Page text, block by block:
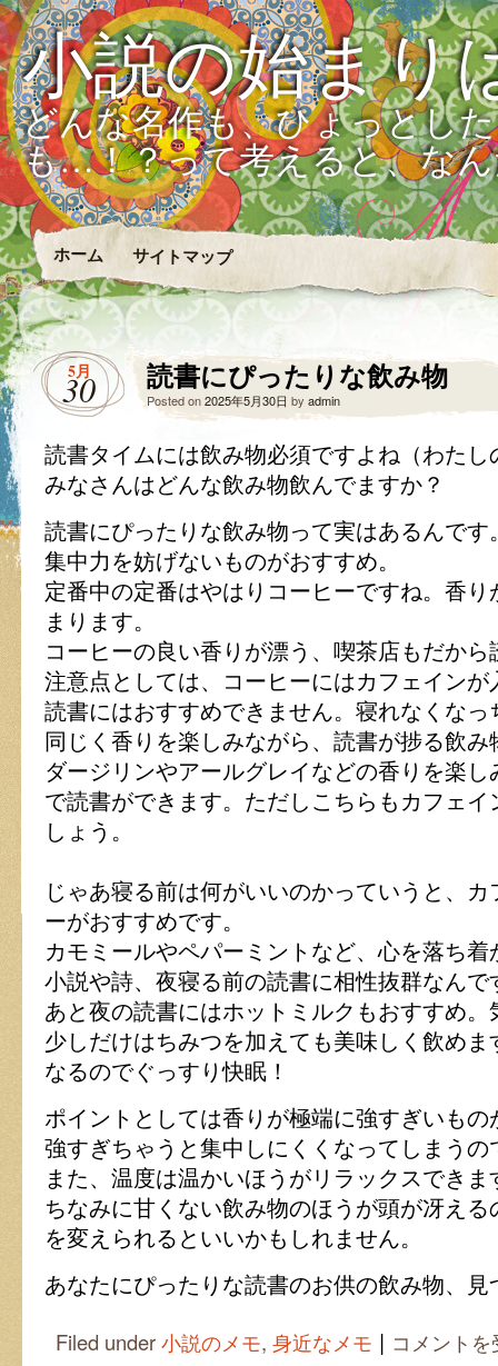
小説の始まり
どんな名作も、ひょっとし
も…！？って考えると、な
ホーム サイトマップ
5月
30 読書にぴったりな飲み物
Posted on2025年5月30日 by admin
読書タイムには飲み物必須ですよね（わた
みなさんはどんな飲み物飲んでますか？
読書にぴったりな飲み物って実はあるんで
集中力を妨げないものがおすすめ。
定番中の定番はやはりコーヒーですね。香
まります。
コーヒーの良い香りが漂う、喫茶店もだか
注意点としては、コーヒーにはカフェイン
読書にはおすすめできません。寝れなくなっ
同じく香りを楽しみながら、読書が捗る飲
ダージリンやアールグレイなどの香りを楽
で読書ができます。ただしこちらもカフェ
しょう。
じゃあ寝る前は何がいいのかっていうと、
ーがおすすめです。
カモミールやペパーミントなど、心を落ち
小説や詩、夜寝る前の読書に相性抜群なんで
あと夜の読書にはホットミルクもおすすめ
少しだけはちみつを加えても美味しく飲め
なるのでぐっすり快眠！
ポイントとしては香りが極端に強すぎいも
強すぎちゃうと集中しにくくなってしまうの
また、温度は温かいほうがリラックスできま
ちなみに甘くない飲み物のほうが頭が冴え
を変えられるといいかもしれません。
あなたにぴったりな読書のお供の飲み物、
Filed under小説のメモ, 身近なメモ |
読
書
コメント